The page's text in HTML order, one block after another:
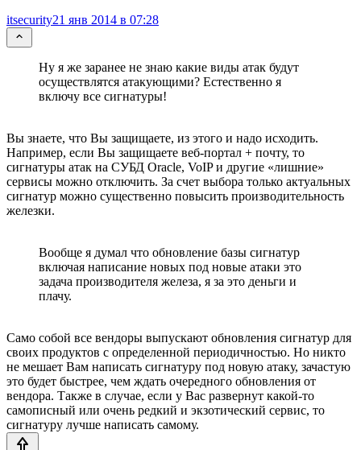
itsecurity21 янв 2014 в 07:28
Ну я же заранее не знаю какие виды атак будут
осуществлятся атакующими? Естественно я
включу все сигнатуры!
Вы знаете, что Вы защищаете, из этого и надо исходить.
Например, если Вы защищаете веб-портал + почту, то
сигнатуры атак на СУБД Oracle, VoIP и другие «лишние»
сервисы можно отключить. За счет выбора только актуальных
сигнатур можно существенно повысить производительность
железки.
Вообще я думал что обновление базы сигнатур
включая написание новых под новые атаки это
задача производителя железа, я за это деньги и
плачу.
Само собой все вендоры выпускают обновления сигнатур для
своих продуктов с определенной периодичностью. Но никто
не мешает Вам написать сигнатуру под новую атаку, зачастую
это будет быстрее, чем ждать очередного обновления от
вендора. Также в случае, если у Вас развернут какой-то
самописный или очень редкий и экзотический сервис, то
сигнатуру лучше написать самому.